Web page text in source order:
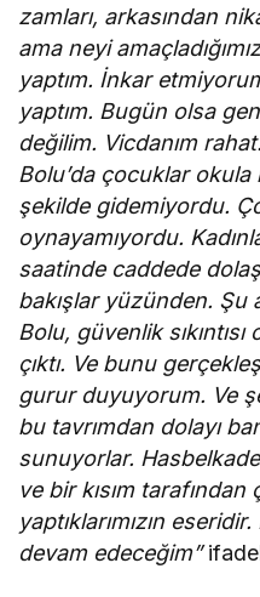
zamları, arkasından
ama neyi
yaptım. İnkar
yaptım. Bugün olsa
değilim. Vicdanım
Bolu’da çocuklar
şekilde gidemiyordu.
oynayamıyordu.
saatinde caddede
bakışlar yüzünden. Şu
Bolu, güvenlik
çıktı. Ve bunu
gurur duyuyorum. Ve
bu tavrımdan dolayı
sunuyorlar.
ve bir kısım
yaptıklarımızın
devam edeceğim”